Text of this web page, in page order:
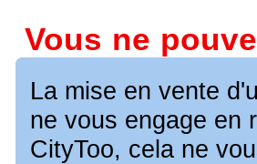
Vous ne
La mise en vente
ne vous engage en
CityToo, cela ne